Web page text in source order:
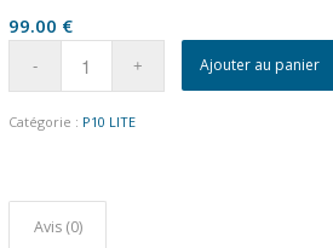
99.00 €
Ajouter au panier
Catégorie : P10 LITE
Avis (0)